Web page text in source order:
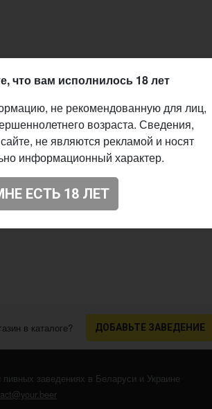
в каталоге? ДОБАВЬТЕ ЗАВЕДЕНИЕ
заведениях в Беларуси и Украине
что вам исполнилось 18 лет
не рекомендованную для лиц,
возраста. Сведения,
не являются рекламой и носят
информационный характер.
ЕСТЬ 18 ЛЕТ